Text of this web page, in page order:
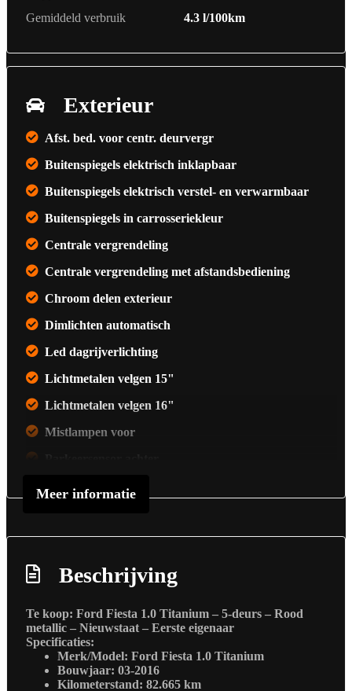
Gemiddeld verbruik
4.3 l/100km
Exterieur
Afst. bed. voor centr. deurvergr
Buitenspiegels elektrisch inklapbaar
Buitenspiegels elektrisch verstel- en verwarmbaar
Buitenspiegels in carrosseriekleur
Centrale vergrendeling
Centrale vergrendeling met afstandsbediening
Chroom delen exterieur
Dimlichten automatisch
Led dagrijverlichting
Lichtmetalen velgen 15"
Lichtmetalen velgen 16"
Mistlampen voor
Verwarmde voorruit
Autonomous emergency braking
Bestuurdersairbag
Bluetooth
Elektronisch stabiliteits programma
Elektronische remkrachtverdeling
Meer informatie
Beschrijving
Te koop: Ford Fiesta 1.0 Titanium – 5-deurs – Rood
metallic – Nieuwstaat – Eerste eigenaar
Specificaties:
Merk/Model: Ford Fiesta 1.0 Titanium
Bouwjaar: 03-2016
Kilometerstand: 82.665 km